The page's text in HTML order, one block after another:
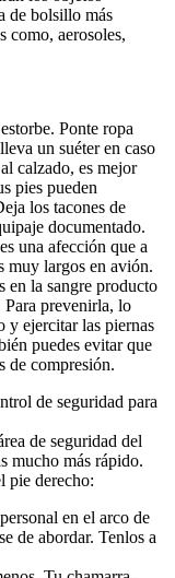
de bolsillo más
como, aerosoles,
Ponte ropa
un suéter en caso
calzado, es mejor
pies pueden
los tacones de
documentado.
una afección que a
muy largos en avión.
en la sangre producto
prevenirla, lo
y ejercitar las piernas
puedes evitar que
de compresión.
de seguridad para
de seguridad del
mucho más rápido.
pie derecho:
en el arco de
de abordar. Tenlos a